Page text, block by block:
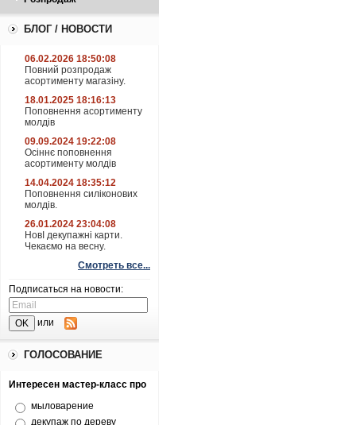
БЛОГ / НОВОСТИ
06.02.2026 18:50:08
Повний розпродаж
асортименту магазіну.
18.01.2025 18:16:13
Поповнення асортименту
молдів
09.09.2024 19:22:08
Осіннє поповнення
асортименту молдів
14.04.2024 18:35:12
Поповнення силіконових
молдів.
26.01.2024 23:04:08
НовІ декупажні карти.
Чекаємо на весну.
Смотреть все...
Подписаться на новости:
или
ГОЛОСОВАНИЕ
Интересен мастер-класс про
мыловарение
декупаж по дереву